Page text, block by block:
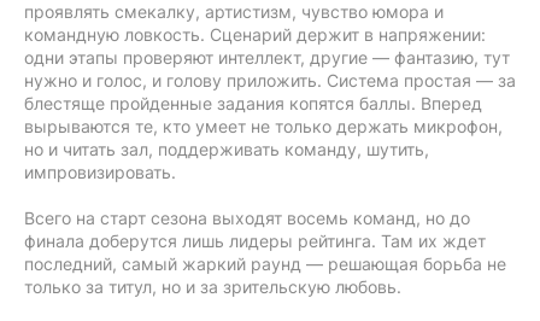
проявлять смекалку, артистизм, чувство юмора и
командную ловкость. Сценарий держит в напряжении:
одни этапы проверяют интеллект, другие — фантазию, тут
нужно и голос, и голову приложить. Система простая — за
блестяще пройденные задания копятся баллы. Вперед
вырываются те, кто умеет не только держать микрофон,
но и читать зал, поддерживать команду, шутить,
импровизировать.
Всего на старт сезона выходят восемь команд, но до
финала доберутся лишь лидеры рейтинга. Там их ждет
последний, самый жаркий раунд — решающая борьба не
только за титул, но и за зрительскую любовь.